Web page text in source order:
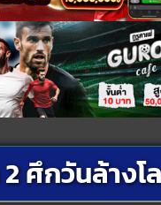
ศึกวันล้างโ